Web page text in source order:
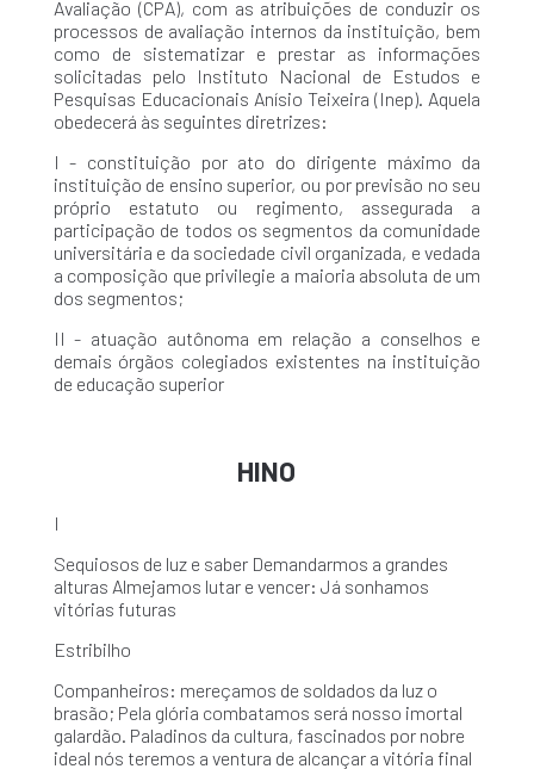
Avaliação (CPA), com as atribuições de conduzir os
processos de avaliação internos da instituição, bem
como de sistematizar e prestar as informações
solicitadas pelo Instituto Nacional de Estudos e
Pesquisas Educacionais Anísio Teixeira (Inep). Aquela
obedecerá às seguintes diretrizes:
I - constituição por ato do dirigente máximo da
instituição de ensino superior, ou por previsão no seu
próprio estatuto ou regimento, assegurada a
participação de todos os segmentos da comunidade
universitária e da sociedade civil organizada, e vedada
a composição que privilegie a maioria absoluta de um
dos segmentos;
II - atuação autônoma em relação a conselhos e
demais órgãos colegiados existentes na instituição
de educação superior
HINO
I
Sequiosos de luz e saber Demandarmos a grandes
alturas Almejamos lutar e vencer: Já sonhamos
vitórias futuras
Estribilho
Companheiros: mereçamos de soldados da luz o
brasão; Pela glória combatamos será nosso imortal
galardão. Paladinos da cultura, fascinados por nobre
ideal nós teremos a ventura de alcançar a vitória final